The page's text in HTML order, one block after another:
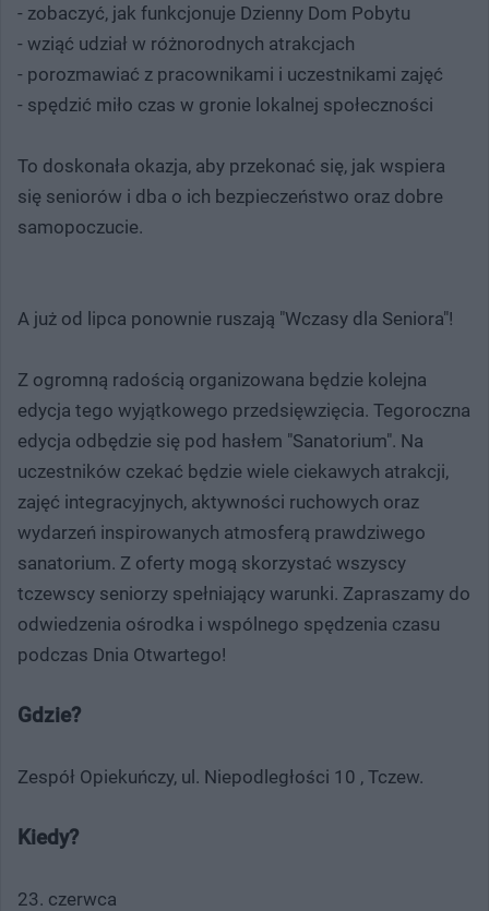
- zobaczyć, jak funkcjonuje Dzienny Dom Pobytu
- wziąć udział w różnorodnych atrakcjach
- porozmawiać z pracownikami i uczestnikami zajęć
- spędzić miło czas w gronie lokalnej społeczności
To doskonała okazja, aby przekonać się, jak wspiera
się seniorów i dba o ich bezpieczeństwo oraz dobre
samopoczucie.
A już od lipca ponownie ruszają "Wczasy dla Seniora"!
Z ogromną radością organizowana będzie kolejna
edycja tego wyjątkowego przedsięwzięcia. Tegoroczna
edycja odbędzie się pod hasłem "Sanatorium". Na
uczestników czekać będzie wiele ciekawych atrakcji,
zajęć integracyjnych, aktywności ruchowych oraz
wydarzeń inspirowanych atmosferą prawdziwego
sanatorium. Z oferty mogą skorzystać wszyscy
tczewscy seniorzy spełniający warunki. Zapraszamy do
odwiedzenia ośrodka i wspólnego spędzenia czasu
podczas Dnia Otwartego!
Gdzie?
Zespół Opiekuńczy, ul. Niepodległości 10 , Tczew.
Kiedy?
23. czerwca